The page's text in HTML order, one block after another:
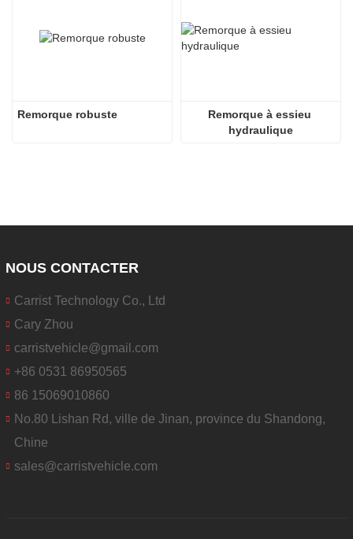
Remorque robuste
Remorque à essieu
hydraulique
NOUS CONTACTER
Carrist Technology Co., Ltd
Cary Zhou
carristvehicle@gmail.com
+86 0531 86950565
86 15069010860
No.80 Lishan Rd, ville de Jinan, province du Shandong,
Chine
sales@carristvehicle.com